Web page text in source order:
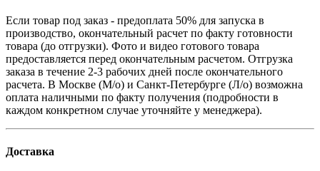
Если товар под заказ - предоплата 50% для запуска в
производство, окончательный расчет по факту готовности
товара (до отгрузки). Фото и видео готового товара
предоставляется перед окончательным расчетом. Отгрузка
заказа в течение 2-3 рабочих дней после окончательного
расчета. В Москве (М/о) и Санкт-Петербурге (Л/о) возможна
оплата наличными по факту получения (подробности в
каждом конкретном случае уточняйте у менеджера).
Доставка